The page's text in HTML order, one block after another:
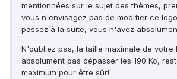
mentionnées sur le sujet des thèmes,
vous n'envisagez pas de modifier ce
passez à la suite, vous n'avez
N'oubliez pas, la taille maximale de votre
absolument pas dépasser les 190 Ko,
maximum pour être sûr!